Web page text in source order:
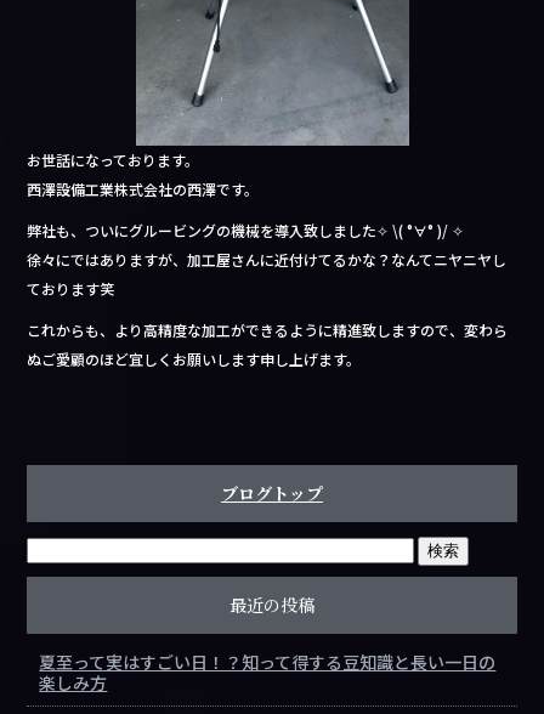
お世話になっております。
西澤設備工業株式会社の西澤です。
弊社も、ついにグルービングの機械を導入致しました✧ \( °∀° )/ ✧
徐々にではありますが、加工屋さんに近付けてるかな？なんてニヤニヤし
ております笑
これからも、より高精度な加工ができるように精進致しますので、変わら
ぬご愛顧のほど宜しくお願いします申し上げます。
ブログトップ
最近の投稿
夏至って実はすごい日！？知って得する豆知識と長い一日の
楽しみ方